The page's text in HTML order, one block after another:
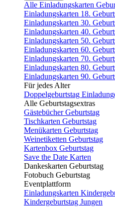
Alle Einladungskarten
Einladungskarten 18.
Einladungskarten 30.
Einladungskarten 40.
Einladungskarten 50.
Einladungskarten 60.
Einladungskarten 70.
Einladungskarten 80.
Einladungskarten 90.
Für jedes Alter
Doppelgeburtstag
Alle Geburtstagsextras
Gästebücher Geburtstag
Tischkarten Geburtstag
Menükarten Geburtstag
Weinetiketten Geburtstag
Kartenbox Geburtstag
Save the Date Karten
Dankeskarten Geburtstag
Fotobuch Geburtstag
Eventplattform
Einladungskarten
Kindergeburtstag Jungen